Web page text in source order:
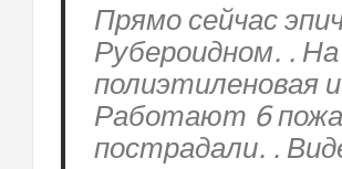
Прямо сейчас
Рубероидном. .
полиэтиленовая
Работают 6
пострадали. .